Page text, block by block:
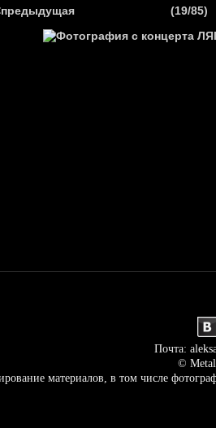
(19/85)
Почта:
©
материалов, в том числе